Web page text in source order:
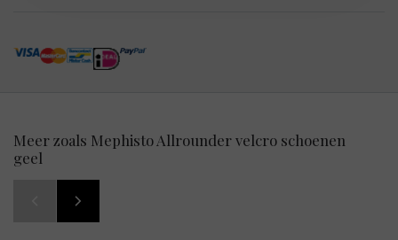
Meer zoals Mephisto Allrounder velcro schoenen
geel